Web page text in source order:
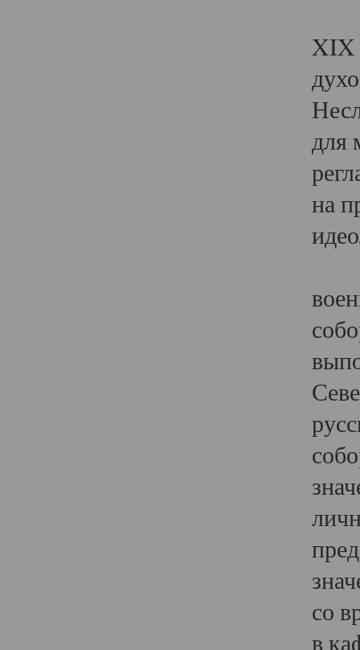
XIX
для
на
со
в